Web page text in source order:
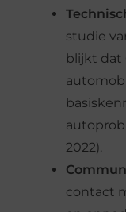
studie
blijkt dat
2022).
contact